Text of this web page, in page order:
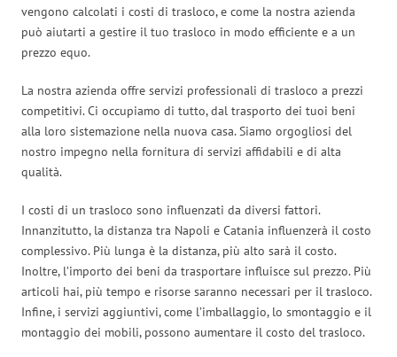
vengono calcolati i costi di trasloco, e come la nostra azienda
può aiutarti a gestire il tuo trasloco in modo efficiente e a un
prezzo equo.
La nostra azienda offre servizi professionali di trasloco a prezzi
competitivi. Ci occupiamo di tutto, dal trasporto dei tuoi beni
alla loro sistemazione nella nuova casa. Siamo orgogliosi del
nostro impegno nella fornitura di servizi affidabili e di alta
qualità.
I costi di un trasloco sono influenzati da diversi fattori.
Innanzitutto, la distanza tra Napoli e Catania influenzerà il costo
complessivo. Più lunga è la distanza, più alto sarà il costo.
Inoltre, l’importo dei beni da trasportare influisce sul prezzo. Più
articoli hai, più tempo e risorse saranno necessari per il trasloco.
Infine, i servizi aggiuntivi, come l’imballaggio, lo smontaggio e il
montaggio dei mobili, possono aumentare il costo del trasloco.